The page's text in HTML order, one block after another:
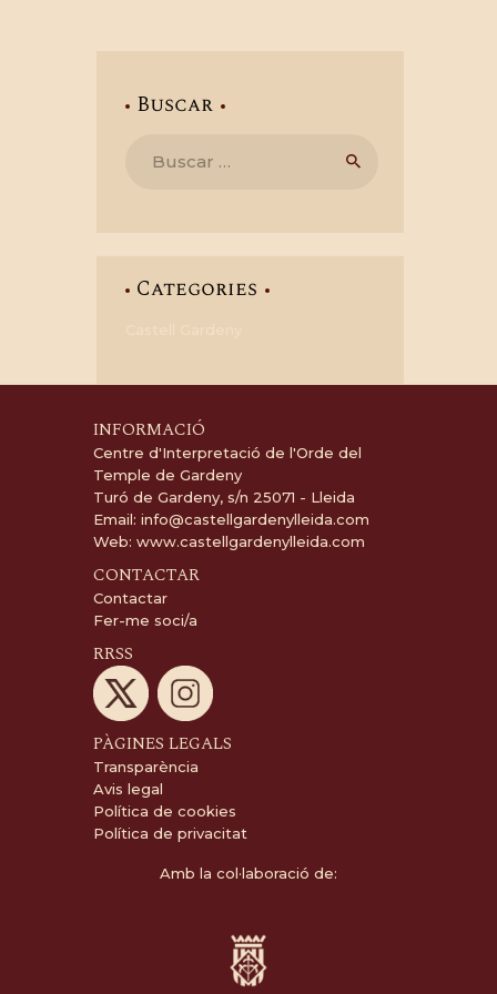
Buscar
Categories
INFORMACIÓ
Centre d'Interpretació de l'Orde del
Temple de Gardeny
Turó de Gardeny, s/n 25071 - Lleida
Email: info@castellgardenylleida.com
Web: www.castellgardenylleida.com
CONTACTAR
Contactar
Fer-me soci/a
RRSS
PÀGINES LEGALS
Transparència
Avis legal
Política de cookies
Política de privacitat
Amb la col·laboració de: